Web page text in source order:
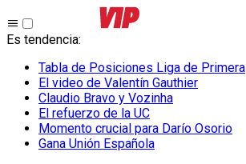
Es tendencia:
Tabla de Posiciones Liga de Primera
El video de Valentín Gauthier
Claudio Bravo y Vozinha
El refuerzo de la UC
Momento crucial para Darío Osorio
Gana Unión Española